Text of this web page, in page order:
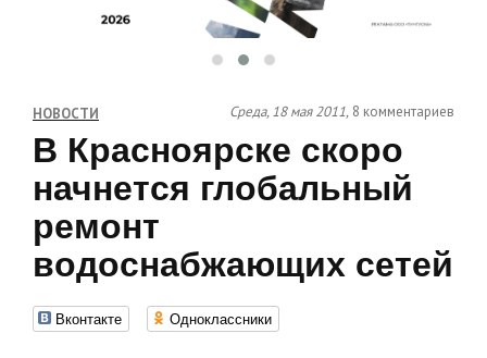
НОВОСТИ Среда, 18 мая 2011, 8 комментариев
В Красноярске скоро
начнется глобальный
ремонт
водоснабжающих сетей
Вконтакте Одноклассники